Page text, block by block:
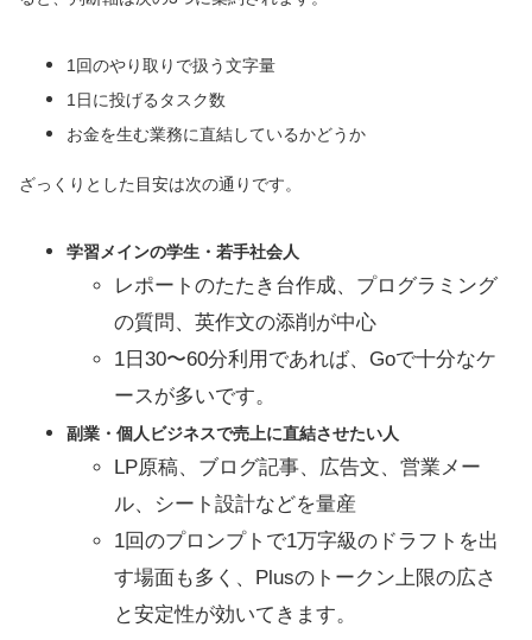
1回のやり取りで扱う文字量
1日に投げるタスク数
お金を生む業務に直結しているかどうか
ざっくりとした目安は次の通りです。
学習メインの学生・若手社会人
レポートのたたき台作成、プログラミング
の質問、英作文の添削が中心
1日30〜60分利用であれば、Goで十分なケ
ースが多いです。
副業・個人ビジネスで売上に直結させたい人
LP原稿、ブログ記事、広告文、営業メー
ル、シート設計などを量産
1回のプロンプトで1万字級のドラフトを出
す場面も多く、Plusのトークン上限の広さ
と安定性が効いてきます。